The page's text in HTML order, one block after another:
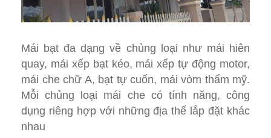
Mái bạt đa dạng về chủng loại như mái hiên
quay, mái xếp bạt kéo, mái xếp tự động motor,
mái che chữ A, bạt tự cuốn, mái vòm thẩm mỹ.
Mỗi chủng loại mái che có tính năng, công
dụng riêng hợp với những địa thế lắp đặt khác
nhau